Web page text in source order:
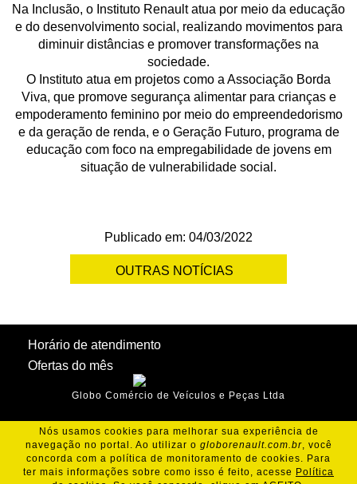
Na Inclusão, o Instituto Renault atua por meio da educação
e do desenvolvimento social, realizando movimentos para
diminuir distâncias e promover transformações na
sociedade.
O Instituto atua em projetos como a Associação Borda
Viva, que promove segurança alimentar para crianças e
empoderamento feminino por meio do empreendedorismo
e da geração de renda, e o Geração Futuro, programa de
educação com foco na empregabilidade de jovens em
situação de vulnerabilidade social.
Publicado em: 04/03/2022
OUTRAS NOTÍCIAS
Horário de atendimento
Ofertas do mês
Globo Comércio de Veículos e Peças Ltda
Nós usamos cookies para melhorar sua experiência de
navegação no portal. Ao utilizar o globorenault.com.br, você
concorda com a política de monitoramento de cookies. Para
ter mais informações sobre como isso é feito, acesse Política